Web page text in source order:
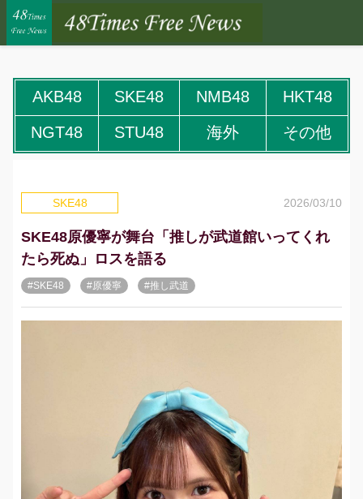
AKB48 SKE48 NMB48
HKT48
NGT48
STU48 海外 その他
SKE48 2026/03/10
SKE48原優寧が舞台「推しが武道館いってくれ
たら死ぬ」ロスを語る
#SKE48 #原優寧 #推し武道